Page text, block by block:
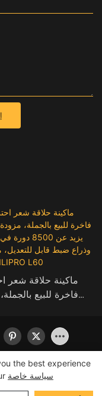
ماكينة حلاقة شعر
فاخرة للبيع
للتعديل، من
L60
جميع الحقوق محفوظة © 2026 لشركة ليليبرو
the best experience
سياسة خاصة